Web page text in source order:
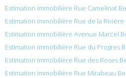
Estimation immobilière Rue Camelinat
Estimation immobilière Rue de la Rivière
Estimation immobilière Avenue Marcel
Estimation immobilière Rue du Progres
Estimation immobilière Rue des Roses
Estimation immobilière Rue Mirabeau